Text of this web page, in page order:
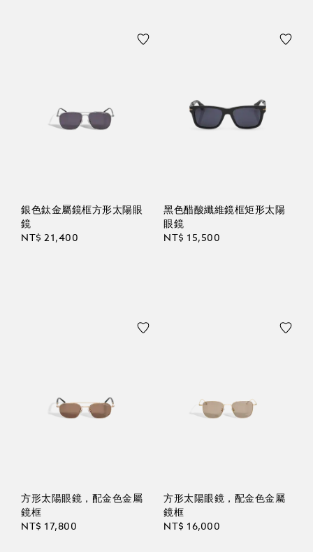
銀色鈦金屬鏡框方形太陽眼
鏡
NT$ 21,400
黑色醋酸纖維鏡框矩形太陽
眼鏡
NT$ 15,500
方形太陽眼鏡，配金色金屬
鏡框
NT$ 17,800
方形太陽眼鏡，配金色金屬
鏡框
NT$ 16,000